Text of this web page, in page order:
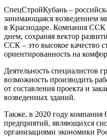
СпецСтройКубань –
занимающаяся возведением
в Краснодаре. Компания ССК
днем, сохраняя вектор
ССК – это высокое качество
ориентированность на
Деятельность специалистов
возможность производить
от составления проекта и
возведенных зданий.
Также, в 2020 году
предприятий, являющихся
организациями экономики